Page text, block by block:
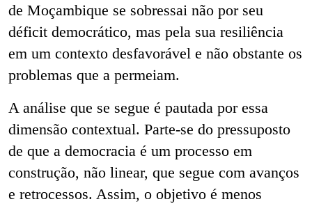
de Moçambique se sobressai não por seu
déficit democrático, mas pela sua resiliência
em um contexto desfavorável e não obstante os
problemas que a permeiam.
A análise que se segue é pautada por essa
dimensão contextual. Parte-se do pressuposto
de que a democracia é um processo em
construção, não linear, que segue com avanços
e retrocessos. Assim, o objetivo é menos